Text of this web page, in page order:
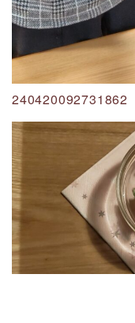
240420092731862